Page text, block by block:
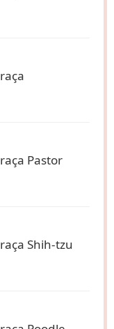
Pastor
Shih-tzu